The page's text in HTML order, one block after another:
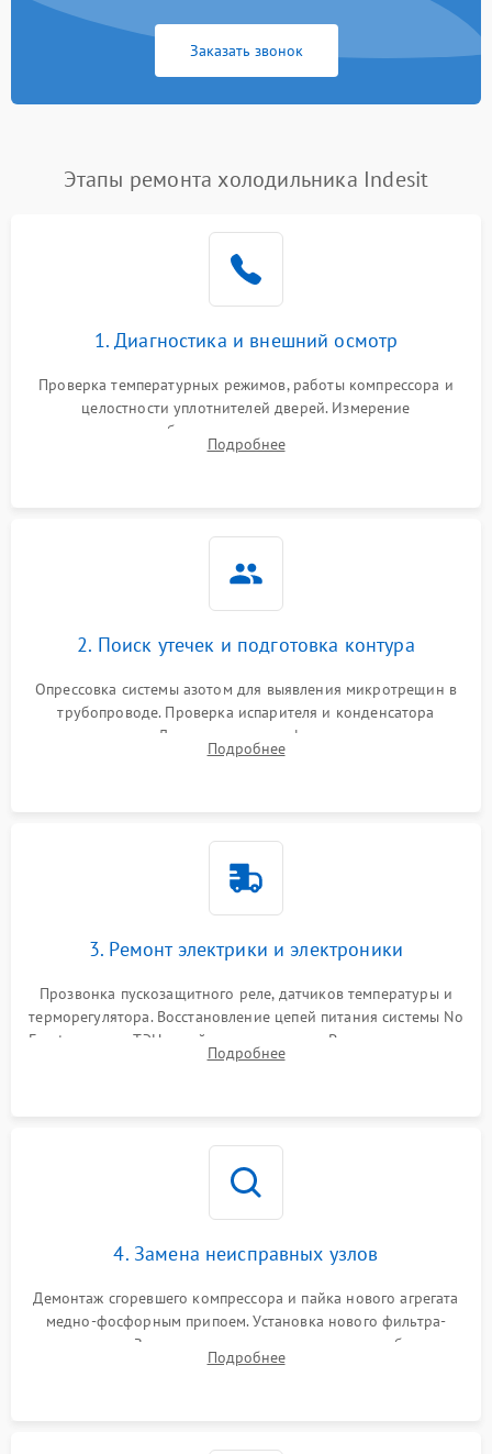
Заказать звонок
Этапы ремонта холодильника Indesit
1. Диагностика и внешний осмотр
Проверка температурных режимов, работы компрессора и
целостности уплотнителей дверей. Измерение
сопротивления обмоток мотора, проверка термостата и
считывание кодов ошибок с электронного дисплея.
Подробнее
2. Поиск утечек и подготовка контура
Опрессовка системы азотом для выявления микротрещин в
трубопроводе. Проверка испарителя и конденсатора
течеискателем. Демонтаж старого фильтра-осушителя и
продувка капиллярной трубки для устранения засоров.
Подробнее
3. Ремонт электрики и электроники
Прозвонка пускозащитного реле, датчиков температуры и
терморегулятора. Восстановление цепей питания системы No
Frost, включая ТЭН оттайки и вентилятор. Ремонт или замена
платы управления при сбоях алгоритмов.
Подробнее
4. Замена неисправных узлов
Демонтаж сгоревшего компрессора и пайка нового агрегата
медно-фосфорным припоем. Установка нового фильтра-
осушителя. Замена изношенных вентиляторов обдува,
сломанных заслонок или поврежденных дверных петель.
Подробнее